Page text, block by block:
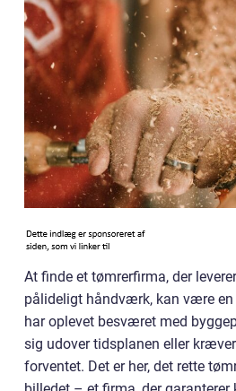
At finde et tømrerfirma, der
pålideligt håndværk, kan være
har oplevet besværet med
sig udover tidsplanen eller
forventet. Det er her, det rette